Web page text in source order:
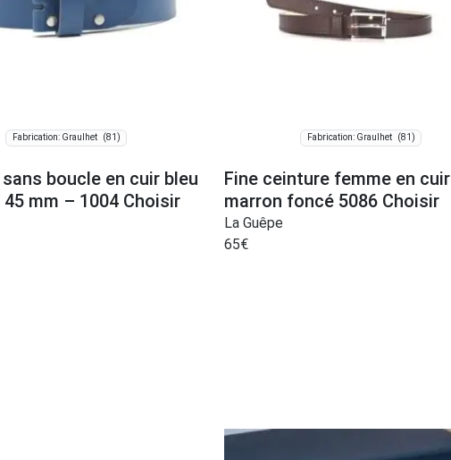
Fabrication: Graulhet (81)
boucle en cuir bleu
mm – 1004 Choisir
Fabrication: Graulhet (81)
Fine ceinture femme en cuir
marron foncé 5086 Choisir
La Guêpe
65€